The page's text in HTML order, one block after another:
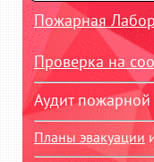
Пожарная
Проверка на
Аудит пожарной
Планы эвакуации